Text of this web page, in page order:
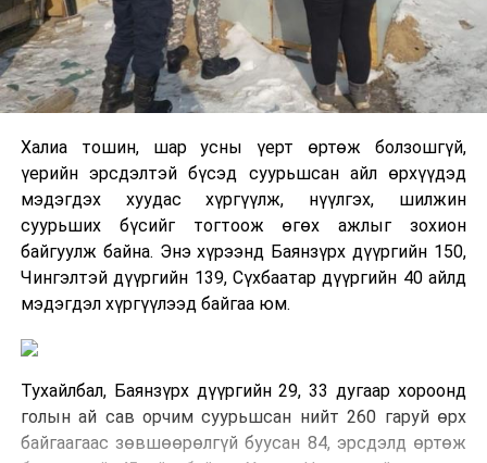
Халиа тошин, шар усны үерт өртөж болзошгүй,
үерийн эрсдэлтэй бүсэд суурьшсан айл өрхүүдэд
мэдэгдэх хуудас хүргүүлж, нүүлгэх, шилжин
суурьших бүсийг тогтоож өгөх ажлыг зохион
байгуулж байна. Энэ хүрээнд Баянзүрх дүүргийн 150,
Чингэлтэй дүүргийн 139, Сүхбаатар дүүргийн 40 айлд
мэдэгдэл хүргүүлээд байгаа юм.
Тухайлбал, Баянзүрх дүүргийн 29, 33 дугаар хороонд
голын ай сав орчим суурьшсан нийт 260 гаруй өрх
байгаагаас зөвшөөрөлгүй буусан 84, эрсдэлд өртөж